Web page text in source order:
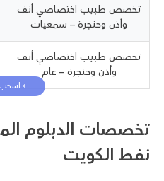
تخصص طبيب اختصاصي أنف
وأذن وحنجرة – سمعيات
تخصص طبيب اختصاصي أنف
وأذن وحنجرة – عام
تخصصات الدبلوم
نفط الكويت